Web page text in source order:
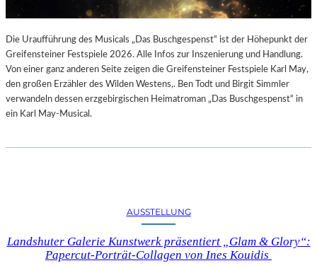
Die Uraufführung des Musicals „Das Buschgespenst“ ist der Höhepunkt der
Greifensteiner Festspiele 2026. Alle Infos zur Inszenierung und Handlung.
Von einer ganz anderen Seite zeigen die Greifensteiner Festspiele Karl May,
den großen Erzähler des Wilden Westens,. Ben Todt und Birgit Simmler
verwandeln dessen erzgebirgischen Heimatroman „Das Buschgespenst“ in
ein Karl May-Musical.
AUSSTELLUNG
Landshuter Galerie Kunstwerk präsentiert „Glam & Glory“:
Papercut-Porträt-Collagen von Ines Kouidis